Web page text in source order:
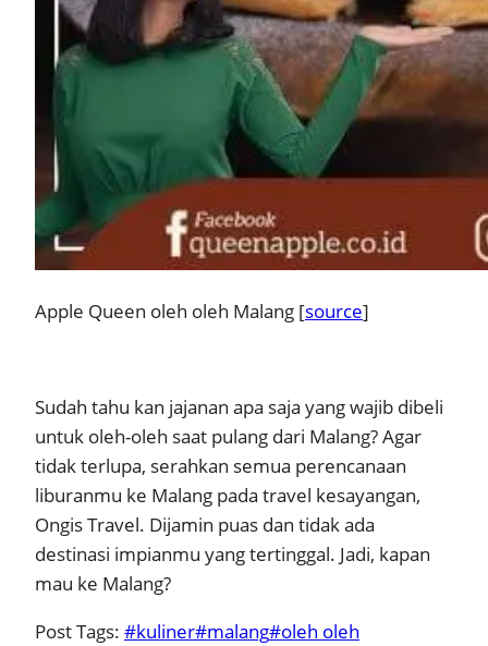
Apple Queen oleh oleh Malang [source]
Sudah tahu kan jajanan apa saja yang wajib dibeli
untuk oleh-oleh saat pulang dari Malang? Agar
tidak terlupa, serahkan semua perencanaan
liburanmu ke Malang pada travel kesayangan,
Ongis Travel. Dijamin puas dan tidak ada
destinasi impianmu yang tertinggal. Jadi, kapan
mau ke Malang?
Post Tags: #kuliner#malang#oleh oleh